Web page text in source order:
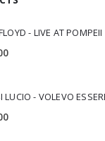
- LIVE AT
LUCIO - VOLEVO